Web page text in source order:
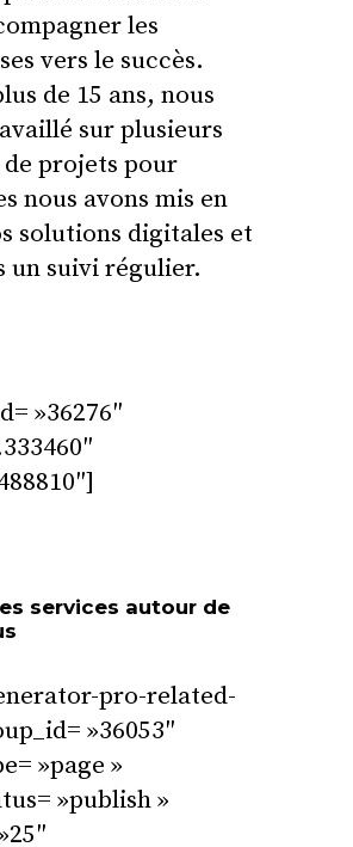
les
vers le succès.
de 15 ans, nous
sur plusieurs
de projets pour
nous avons mis en
solutions digitales et
un suivi régulier.
»36276″
services autour de
pro-related-
»36053″
»page »
»publish »